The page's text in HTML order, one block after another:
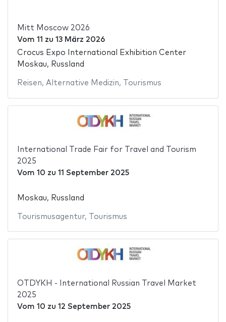
Mitt Moscow 2026
Vom 11 zu 13 März 2026
Crocus Expo International Exhibition Center
Moskau, Russland
Reisen, Alternative Medizin, Tourismus
International Trade Fair for Travel and Tourism
2025
Vom 10 zu 11 September 2025
Moskau, Russland
Tourismusagentur, Tourismus
OTDYKH - International Russian Travel Market
2025
Vom 10 zu 12 September 2025